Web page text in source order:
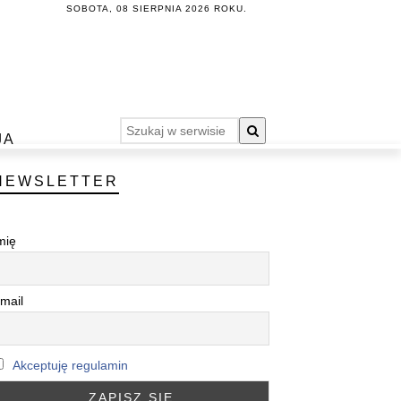
SOBOTA, 08 SIERPNIA 2026 ROKU.
Akceptuję regulamin